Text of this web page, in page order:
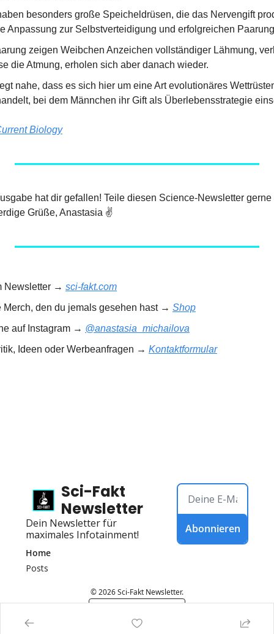
besonders große Speicheldrüsen, die das Nervengift
Anpassung zur Selbstverteidigung und erfolgreichen
zeigen Weibchen Anzeichen vollständiger Lähmung,
die Atmung, erholen sich aber danach wieder.
nahe, dass es sich hier um eine Art evolutionäres
bei dem Männchen ihr Gift als Überlebensstrategie
Biology
hat dir gefallen! Teile diesen Science-Newsletter
Grüße, Anastasia ✌️
Newsletter → sci-fakt.com
den du jemals gesehen hast → Shop
auf Instagram → @anastasia_michailova
Ideen oder Werbeanfragen → Kontaktformular
Sci-Fakt
Newsletter
Dein Newsletter für
maximales Infotainment!
Abonnieren
Home
Posts
© 2026 Sci-Fakt Newsletter.